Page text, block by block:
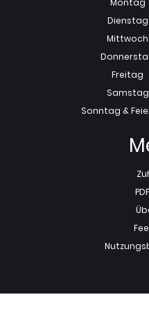
Montag
Dienstag
Mittwoch
Freitag
Samstag
Sonntag &